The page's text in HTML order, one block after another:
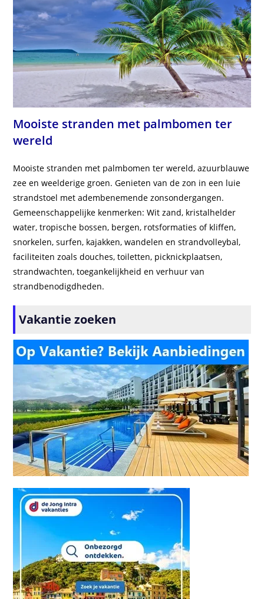
Mooiste stranden met palmbomen ter
wereld
Mooiste stranden met palmbomen ter wereld, azuurblauwe
zee en weelderige groen. Genieten van de zon in een luie
strandstoel met adembenemende zonsondergangen.
Gemeenschappelijke kenmerken: Wit zand, kristalhelder
water, tropische bossen, bergen, rotsformaties of kliffen,
snorkelen, surfen, kajakken, wandelen en strandvolleybal,
faciliteiten zoals douches, toiletten, picknickplaatsen,
strandwachten, toegankelijkheid en verhuur van
strandbenodigdheden.
Vakantie zoeken